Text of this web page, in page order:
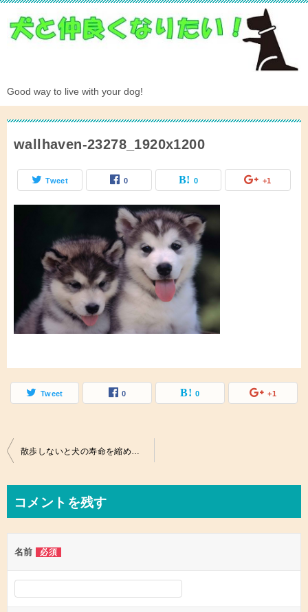
Good way to live with your dog!
wallhaven-23278_1920x1200
Tweet 0 0 +1
Tweet 0 0 +1
投
ビ
ゲ
ー
シ
散歩しないと犬の寿命を縮めるの？ストレスをうまく減らす方法とは。
コメントを残す
名前 必須